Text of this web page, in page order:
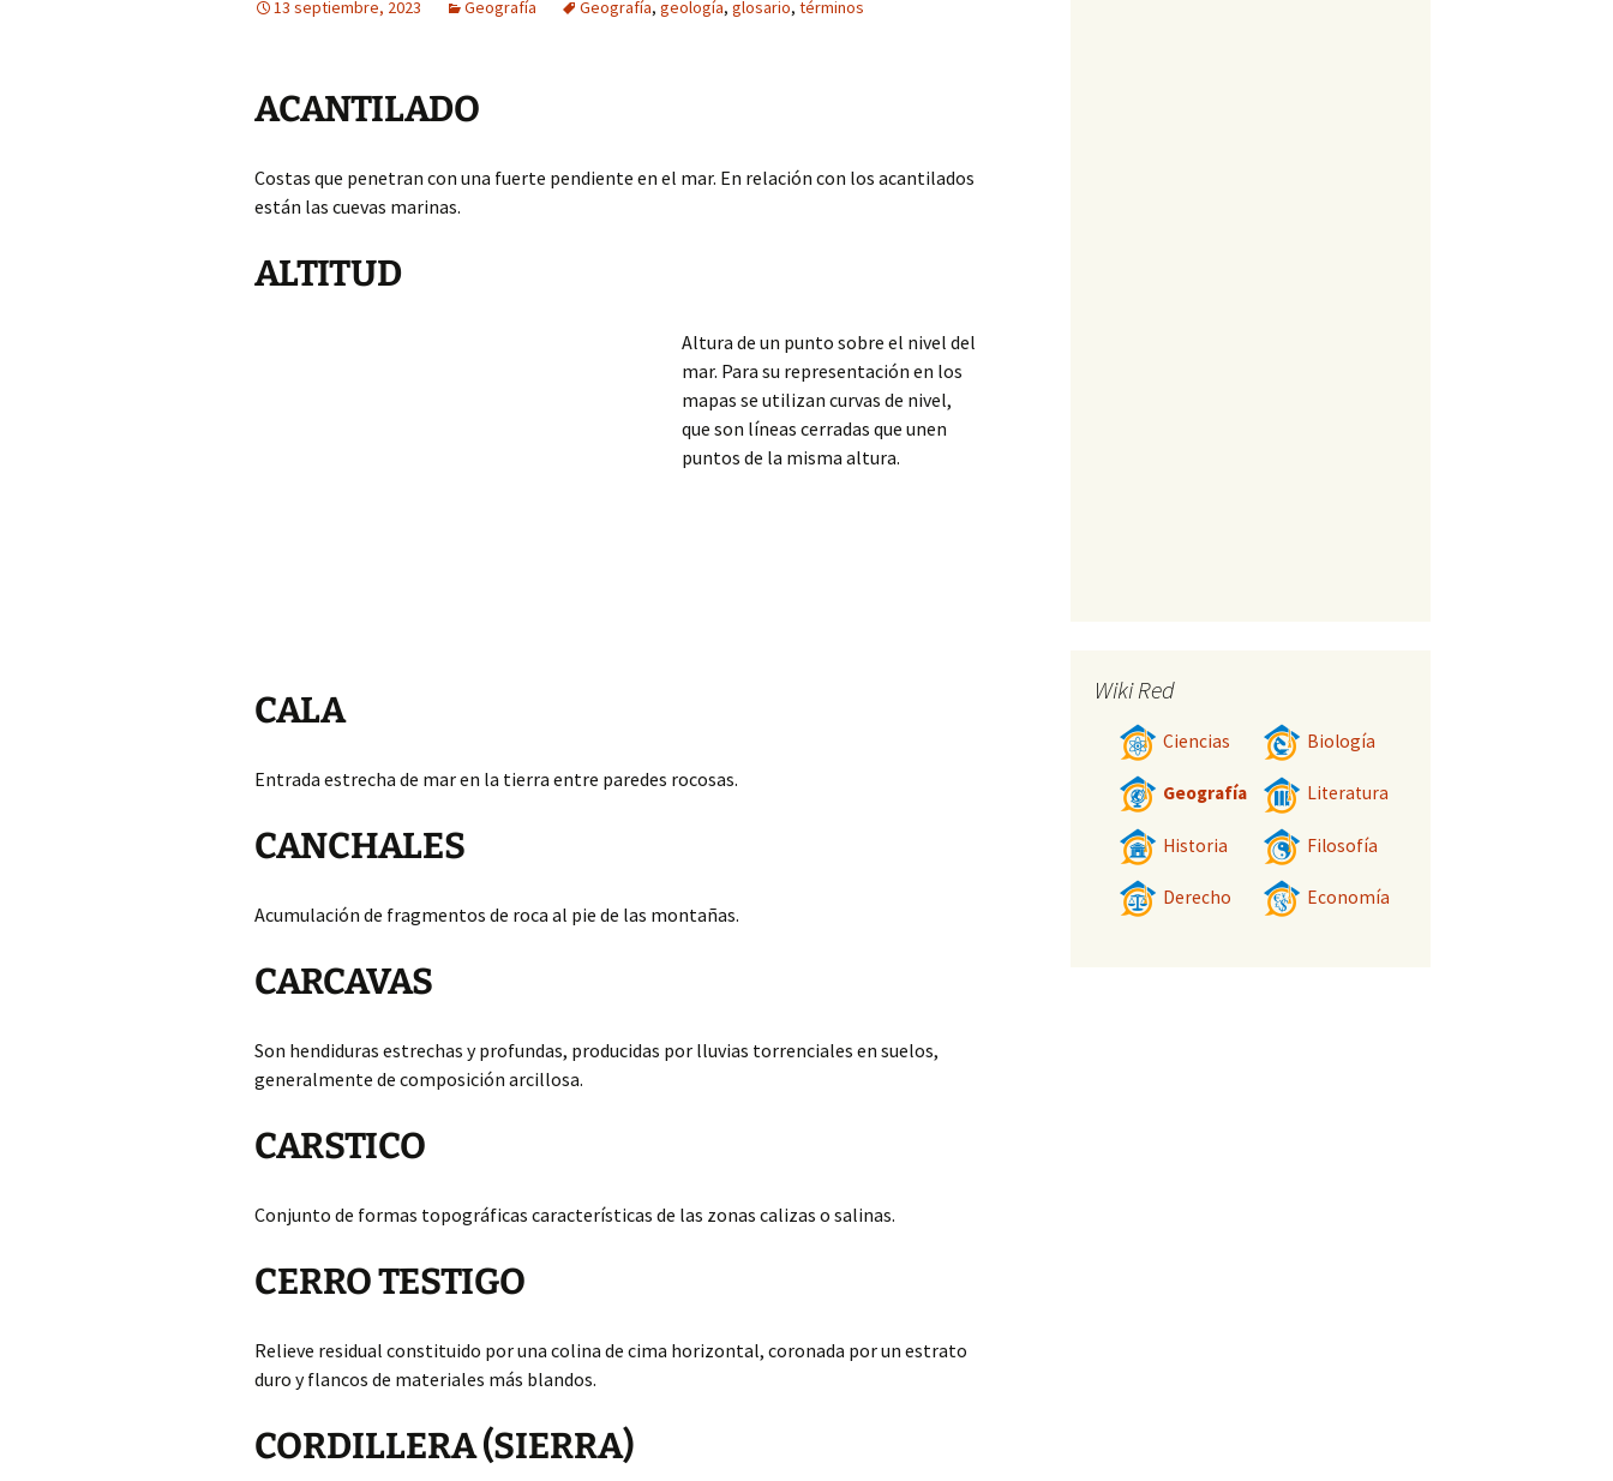
13 septiembre, 2023 Geografía Geografía, geología, glosario, términos
ACANTILADO
Costas que penetran con una fuerte pendiente en el mar. En relación con los acantilados
están las cuevas marinas.
ALTITUD
Altura de un punto sobre el nivel del
mar. Para su representación en los
mapas se utilizan curvas de nivel,
que son líneas cerradas que unen
puntos de la misma altura.
CALA
Entrada estrecha de mar en la tierra entre paredes rocosas.
CANCHALES
Acumulación de fragmentos de roca al pie de las montañas.
CARCAVAS
Son hendiduras estrechas y profundas, producidas por lluvias torrenciales en suelos,
generalmente de composición arcillosa.
CARSTICO
Conjunto de formas topográficas características de las zonas calizas o salinas.
CERRO TESTIGO
Relieve residual constituido por una colina de cima horizontal, coronada por un estrato
duro y flancos de materiales más blandos.
CORDILLERA (SIERRA)
Wiki Red
Ciencias Biología
Geografía Literatura
Historia Filosofía
Derecho Economía